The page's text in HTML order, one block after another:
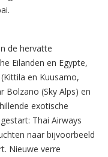
de hervatte
Eilanden en Egypte,
en Kuusamo,
(Sky Alps) en
exotische
Thai Airways
naar bijvoorbeeld
Nieuwe verre